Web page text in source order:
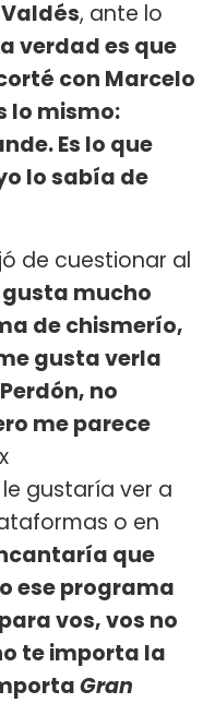
Valdés, ante lo
verdad es que
con Marcelo
lo mismo:
Es lo que
lo sabía de
de cuestionar al
mucho
de chismerío,
gusta verla
no
me parece
gustaría ver a
o en
que
ese programa
vos, vos no
te importa la
Gran